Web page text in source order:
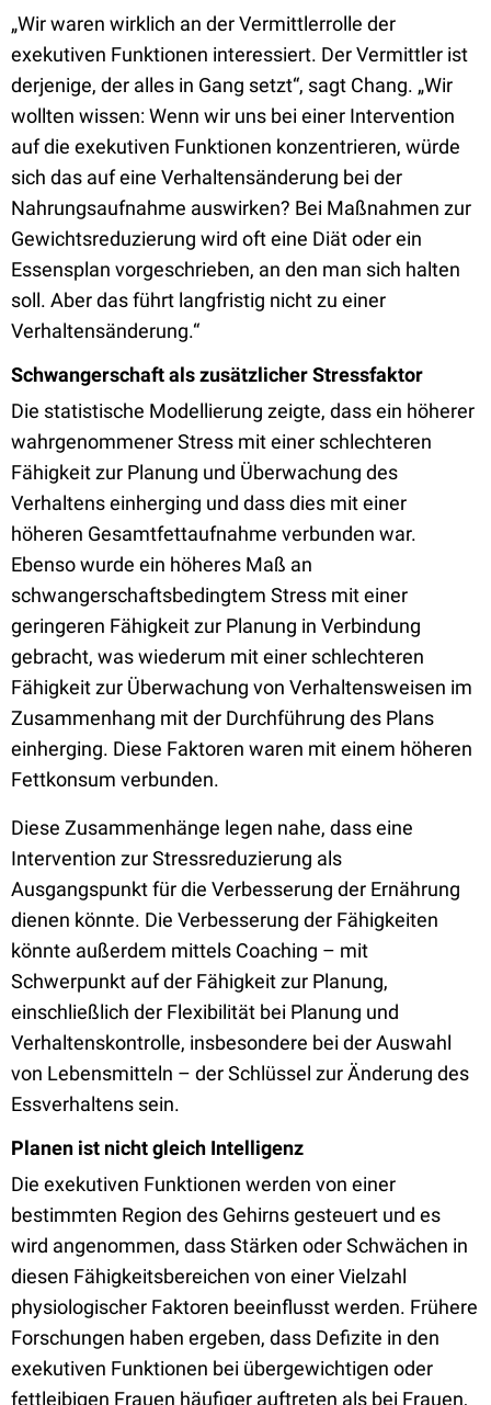
„Wir waren wirklich an der Vermittlerrolle der
exekutiven Funktionen interessiert. Der Vermittler ist
derjenige, der alles in Gang setzt“, sagt Chang. „Wir
wollten wissen: Wenn wir uns bei einer Intervention
auf die exekutiven Funktionen konzentrieren, würde
sich das auf eine Verhaltensänderung bei der
Nahrungsaufnahme auswirken? Bei Maßnahmen zur
Gewichtsreduzierung wird oft eine Diät oder ein
Essensplan vorgeschrieben, an den man sich halten
soll. Aber das führt langfristig nicht zu einer
Verhaltensänderung.“
Schwangerschaft als zusätzlicher Stressfaktor
Die statistische Modellierung zeigte, dass ein höherer
wahrgenommener Stress mit einer schlechteren
Fähigkeit zur Planung und Überwachung des
Verhaltens einherging und dass dies mit einer
höheren Gesamtfettaufnahme verbunden war.
Ebenso wurde ein höheres Maß an
schwangerschaftsbedingtem Stress mit einer
geringeren Fähigkeit zur Planung in Verbindung
gebracht, was wiederum mit einer schlechteren
Fähigkeit zur Überwachung von Verhaltensweisen im
Zusammenhang mit der Durchführung des Plans
einherging. Diese Faktoren waren mit einem höheren
Fettkonsum verbunden.
Diese Zusammenhänge legen nahe, dass eine
Intervention zur Stressreduzierung als
Ausgangspunkt für die Verbesserung der Ernährung
dienen könnte. Die Verbesserung der Fähigkeiten
könnte außerdem mittels Coaching – mit
Schwerpunkt auf der Fähigkeit zur Planung,
einschließlich der Flexibilität bei Planung und
Verhaltenskontrolle, insbesondere bei der Auswahl
von Lebensmitteln – der Schlüssel zur Änderung des
Essverhaltens sein.
Planen ist nicht gleich Intelligenz
Die exekutiven Funktionen werden von einer
bestimmten Region des Gehirns gesteuert und es
wird angenommen, dass Stärken oder Schwächen in
diesen Fähigkeitsbereichen von einer Vielzahl
physiologischer Faktoren beeinflusst werden. Frühere
Forschungen haben ergeben, dass Defizite in den
exekutiven Funktionen bei übergewichtigen oder
fettleibigen Frauen häufiger auftreten als bei Frauen,